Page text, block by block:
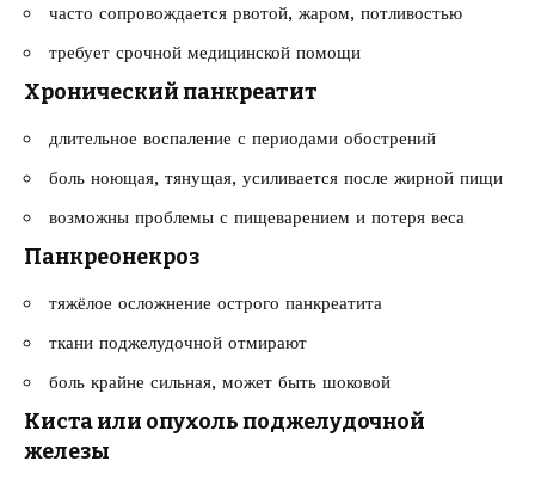
часто сопровождается рвотой, жаром, потливостью
требует срочной медицинской помощи
Хронический панкреатит
длительное воспаление с периодами обострений
боль ноющая, тянущая, усиливается после жирной пищи
возможны проблемы с пищеварением и потеря веса
Панкреонекроз
тяжёлое осложнение острого панкреатита
ткани поджелудочной отмирают
боль крайне сильная, может быть шоковой
Киста или опухоль поджелудочной
железы